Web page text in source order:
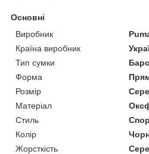
Основні
Виробник
Країна виробник
Тип сумки
Форма
Розмір
Матеріал
Стиль
Колір
Жорсткість